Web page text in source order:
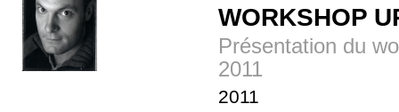
WORKSHOP
Présentation du
2011
2011